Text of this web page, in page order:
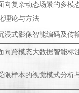
向复杂动态场景的多模
理论与方法
浸式影像智能编码及传
向跨模态大数据智能标
限样本的视觉模式分析